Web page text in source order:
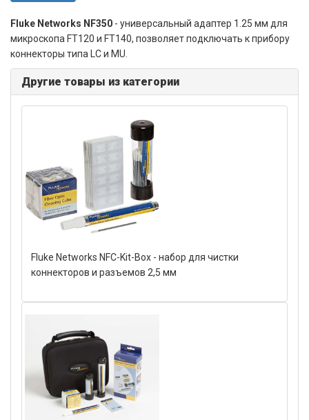
Fluke Networks NF350 - универсальный адаптер 1.25 мм для
микроскопа FT120 и FT140, позволяет подключать к прибору
коннекторы типа LC и MU.
Другие товары из категории
Fluke Networks NFC-Kit-Box - набор для чистки
коннекторов и разъемов 2,5 мм